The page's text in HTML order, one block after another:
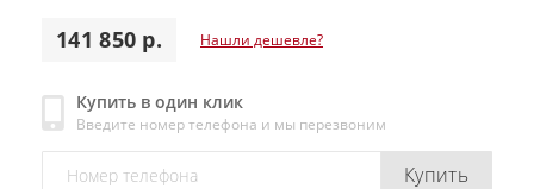
141 850 р. Нашли дешевле?
Купить в один клик
Введите номер телефона и мы перезвоним
Купить